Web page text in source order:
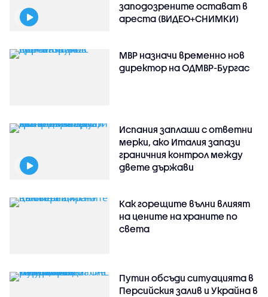
заподозрените остават в
ареста (ВИДЕО+СНИМКИ)
МВР назначи временно нов
директор на ОДМВР-Бургас
Испания заплаши с ответни
мерки, ако Италия запази
граничния контрол между
двете държави
Как горещите вълни влияят
на цените на храните по
света
Путин обсъди ситуацията в
Персийския залив и Украйна в